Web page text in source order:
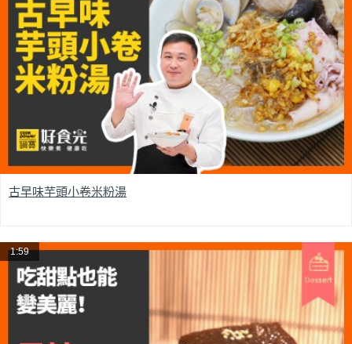
古早味芋頭小卷米粉湯
1:59